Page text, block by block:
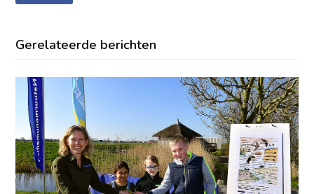
Gerelateerde berichten